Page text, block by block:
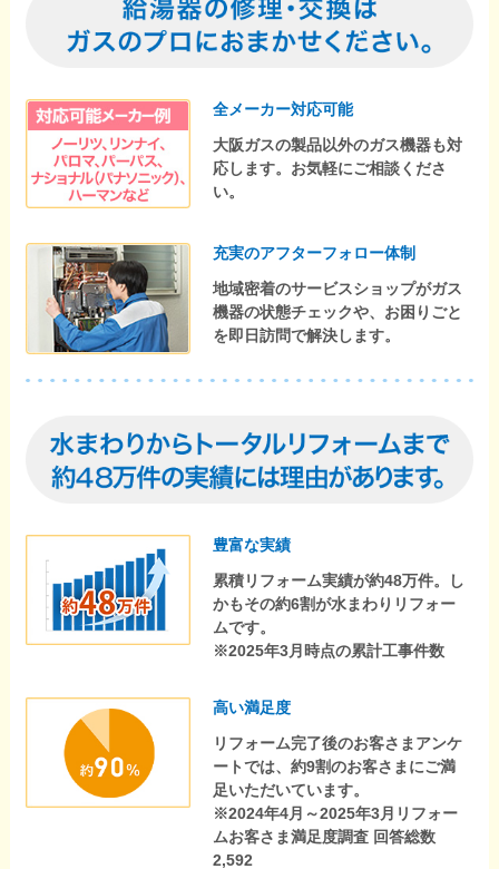
全メーカー対応可能
大阪ガスの製品以外のガス機器も対
応します。お気軽にご相談くださ
い。
充実のアフターフォロー体制
地域密着のサービスショップがガス
機器の状態チェックや、お困りごと
を即日訪問で解決します。
豊富な実績
累積リフォーム実績が約48万件。し
かもその約6割が水まわりリフォー
ムです。
※2025年3月時点の累計工事件数
高い満足度
リフォーム完了後のお客さまアンケ
ートでは、約9割のお客さまにご満
足いただいています。
※2024年4月～2025年3月リフォー
ムお客さま満足度調査 回答総数
2,592